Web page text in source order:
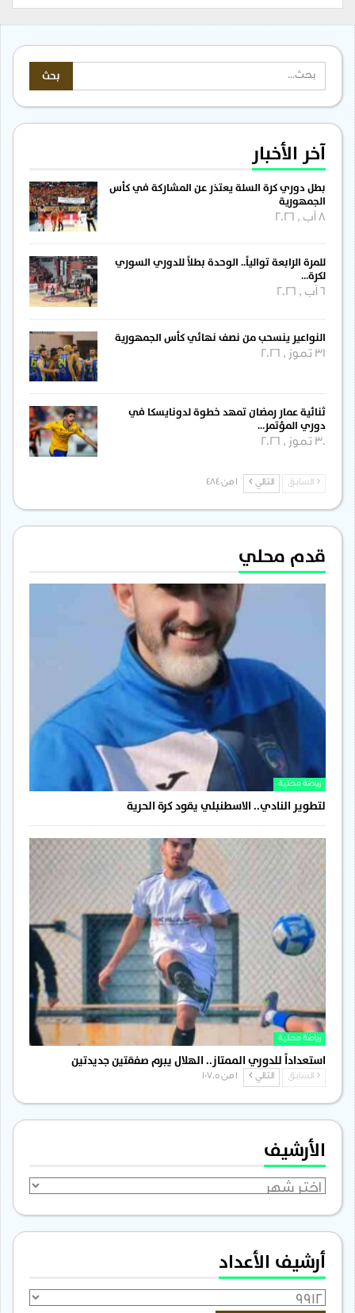
آخر الأخبار
بطل دوري كرة السلة يعتذر عن المشاركة في كأس
الجمهورية
للمرة الرابعة توالياً.. الوحدة بطلاً للدوري السوري
لكرة…
النواعير ينسحب من نصف نهائي كأس الجمهورية
31 تموز , 2026
ثنائية عمار رمضان تمهد خطوة لدونايسكا في
دوري المؤتمر…
30 تموز , 2026
السابق التالي
قدم محلي
رياضة محلية
لتطوير النادي.. الاسطنبلي يقود كرة الحرية
رياضة محلية
استعداداً للدوري الممتاز.. الهلال يبرم صفقتين جديدتين
السابق التالي
الأرشيف
الأرشيف
أرشيف الأعداد